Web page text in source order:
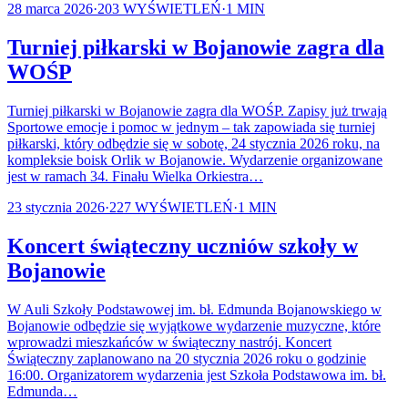
28 marca 2026·203 WYŚWIETLEŃ·1 MIN
Turniej piłkarski w Bojanowie zagra dla
WOŚP
Turniej piłkarski w Bojanowie zagra dla WOŚP. Zapisy już trwają
Sportowe emocje i pomoc w jednym – tak zapowiada się turniej
piłkarski, który odbędzie się w sobotę, 24 stycznia 2026 roku, na
kompleksie boisk Orlik w Bojanowie. Wydarzenie organizowane
jest w ramach 34. Finału Wielka Orkiestra…
23 stycznia 2026·227 WYŚWIETLEŃ·1 MIN
Koncert świąteczny uczniów szkoły w
Bojanowie
W Auli Szkoły Podstawowej im. bł. Edmunda Bojanowskiego w
Bojanowie odbędzie się wyjątkowe wydarzenie muzyczne, które
wprowadzi mieszkańców w świąteczny nastrój. Koncert
Świąteczny zaplanowano na 20 stycznia 2026 roku o godzinie
16:00. Organizatorem wydarzenia jest Szkoła Podstawowa im. bł.
Edmunda…